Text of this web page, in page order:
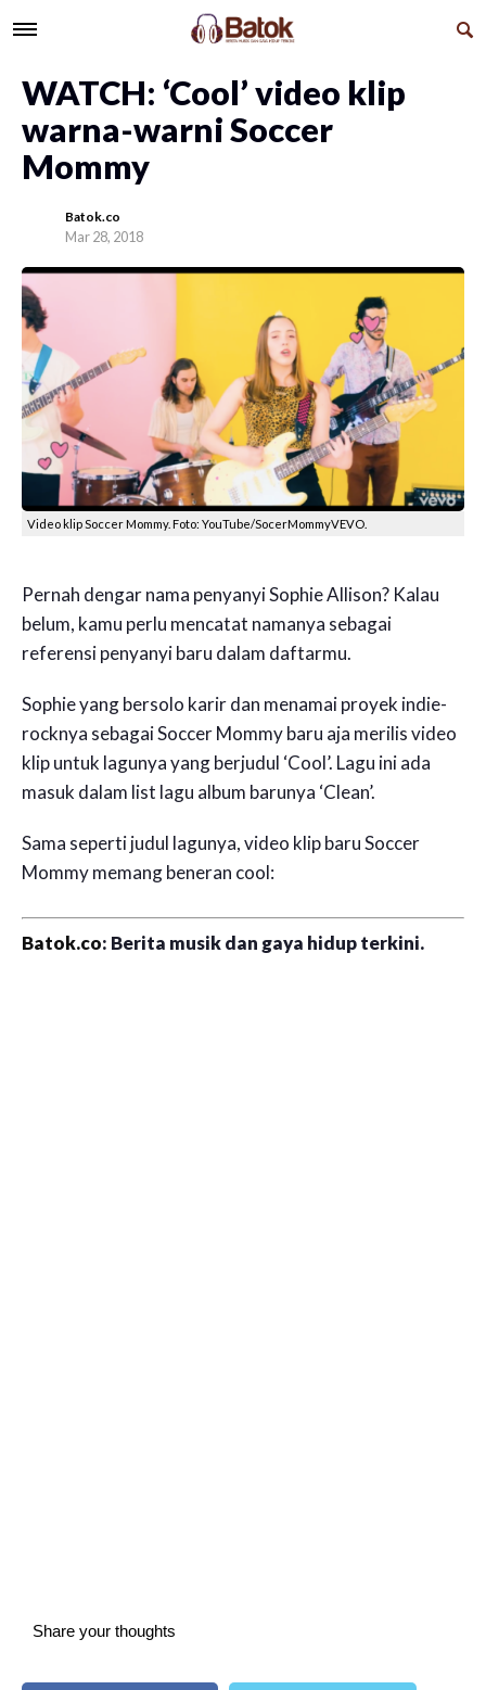
WATCH: ‘Cool’ video klip
warna-warni Soccer
Mommy
Batok.co
Mar 28, 2018
Video klip Soccer Mommy. Foto: YouTube/SocerMommyVEVO.
Pernah dengar nama penyanyi Sophie Allison? Kalau
belum, kamu perlu mencatat namanya sebagai
referensi penyanyi baru dalam daftarmu.
Sophie yang bersolo karir dan menamai proyek indie-
rocknya sebagai Soccer Mommy baru aja merilis video
klip untuk lagunya yang berjudul ‘Cool’. Lagu ini ada
masuk dalam list lagu album barunya ‘Clean’.
Sama seperti judul lagunya, video klip baru Soccer
Mommy memang beneran cool:
Batok.co: Berita musik dan gaya hidup terkini.
Share your thoughts